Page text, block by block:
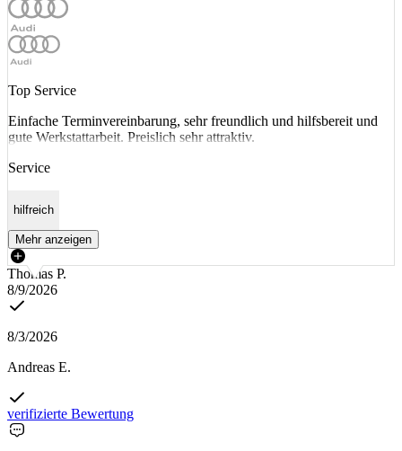
Top Service
Einfache Terminvereinbarung, sehr freundlich und hilfsbereit und
gute Werkstattarbeit. Preislich sehr attraktiv.
Service
hilfreich
Mehr anzeigen
Thomas P.
8/9/2026
8/3/2026
Andreas E.
verifizierte Bewertung